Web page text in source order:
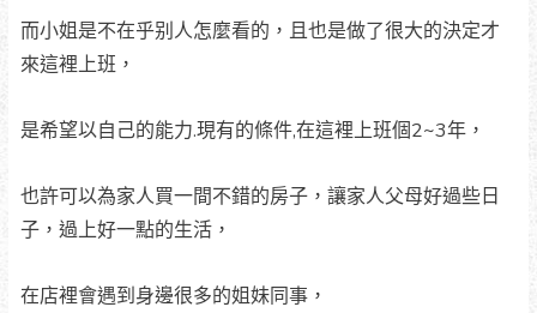
而小姐是不在乎别人怎麼看的，且也是做了很大的決定才
來這裡上班，
是希望以自己的能力.現有的條件,在這裡上班個2~3年，
也許可以為家人買一間不錯的房子，讓家人父母好過些日
子，過上好一點的生活，
在店裡會遇到身邊很多的姐妹同事，